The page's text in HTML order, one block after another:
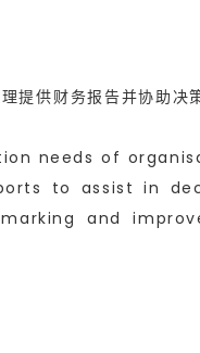
提供财务报告并协助决
needs of
to assist in
and